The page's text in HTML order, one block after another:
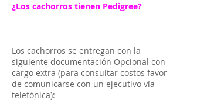
¿Los cachorros tienen Pedigree?
Los cachorros se entregan con la
siguiente documentación Opcional con
cargo extra (para consultar costos favor
de comunicarse con un ejecutivo vía
telefónica):